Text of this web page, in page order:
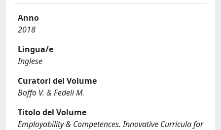
Anno
2018
Lingua/e
Inglese
Curatori del Volume
Boffo V. & Fedeli M.
Titolo del Volume
Employability & Competences. Innovative Curricula for